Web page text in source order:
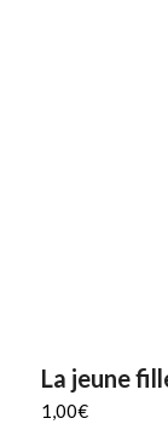
La jeune
1,00€